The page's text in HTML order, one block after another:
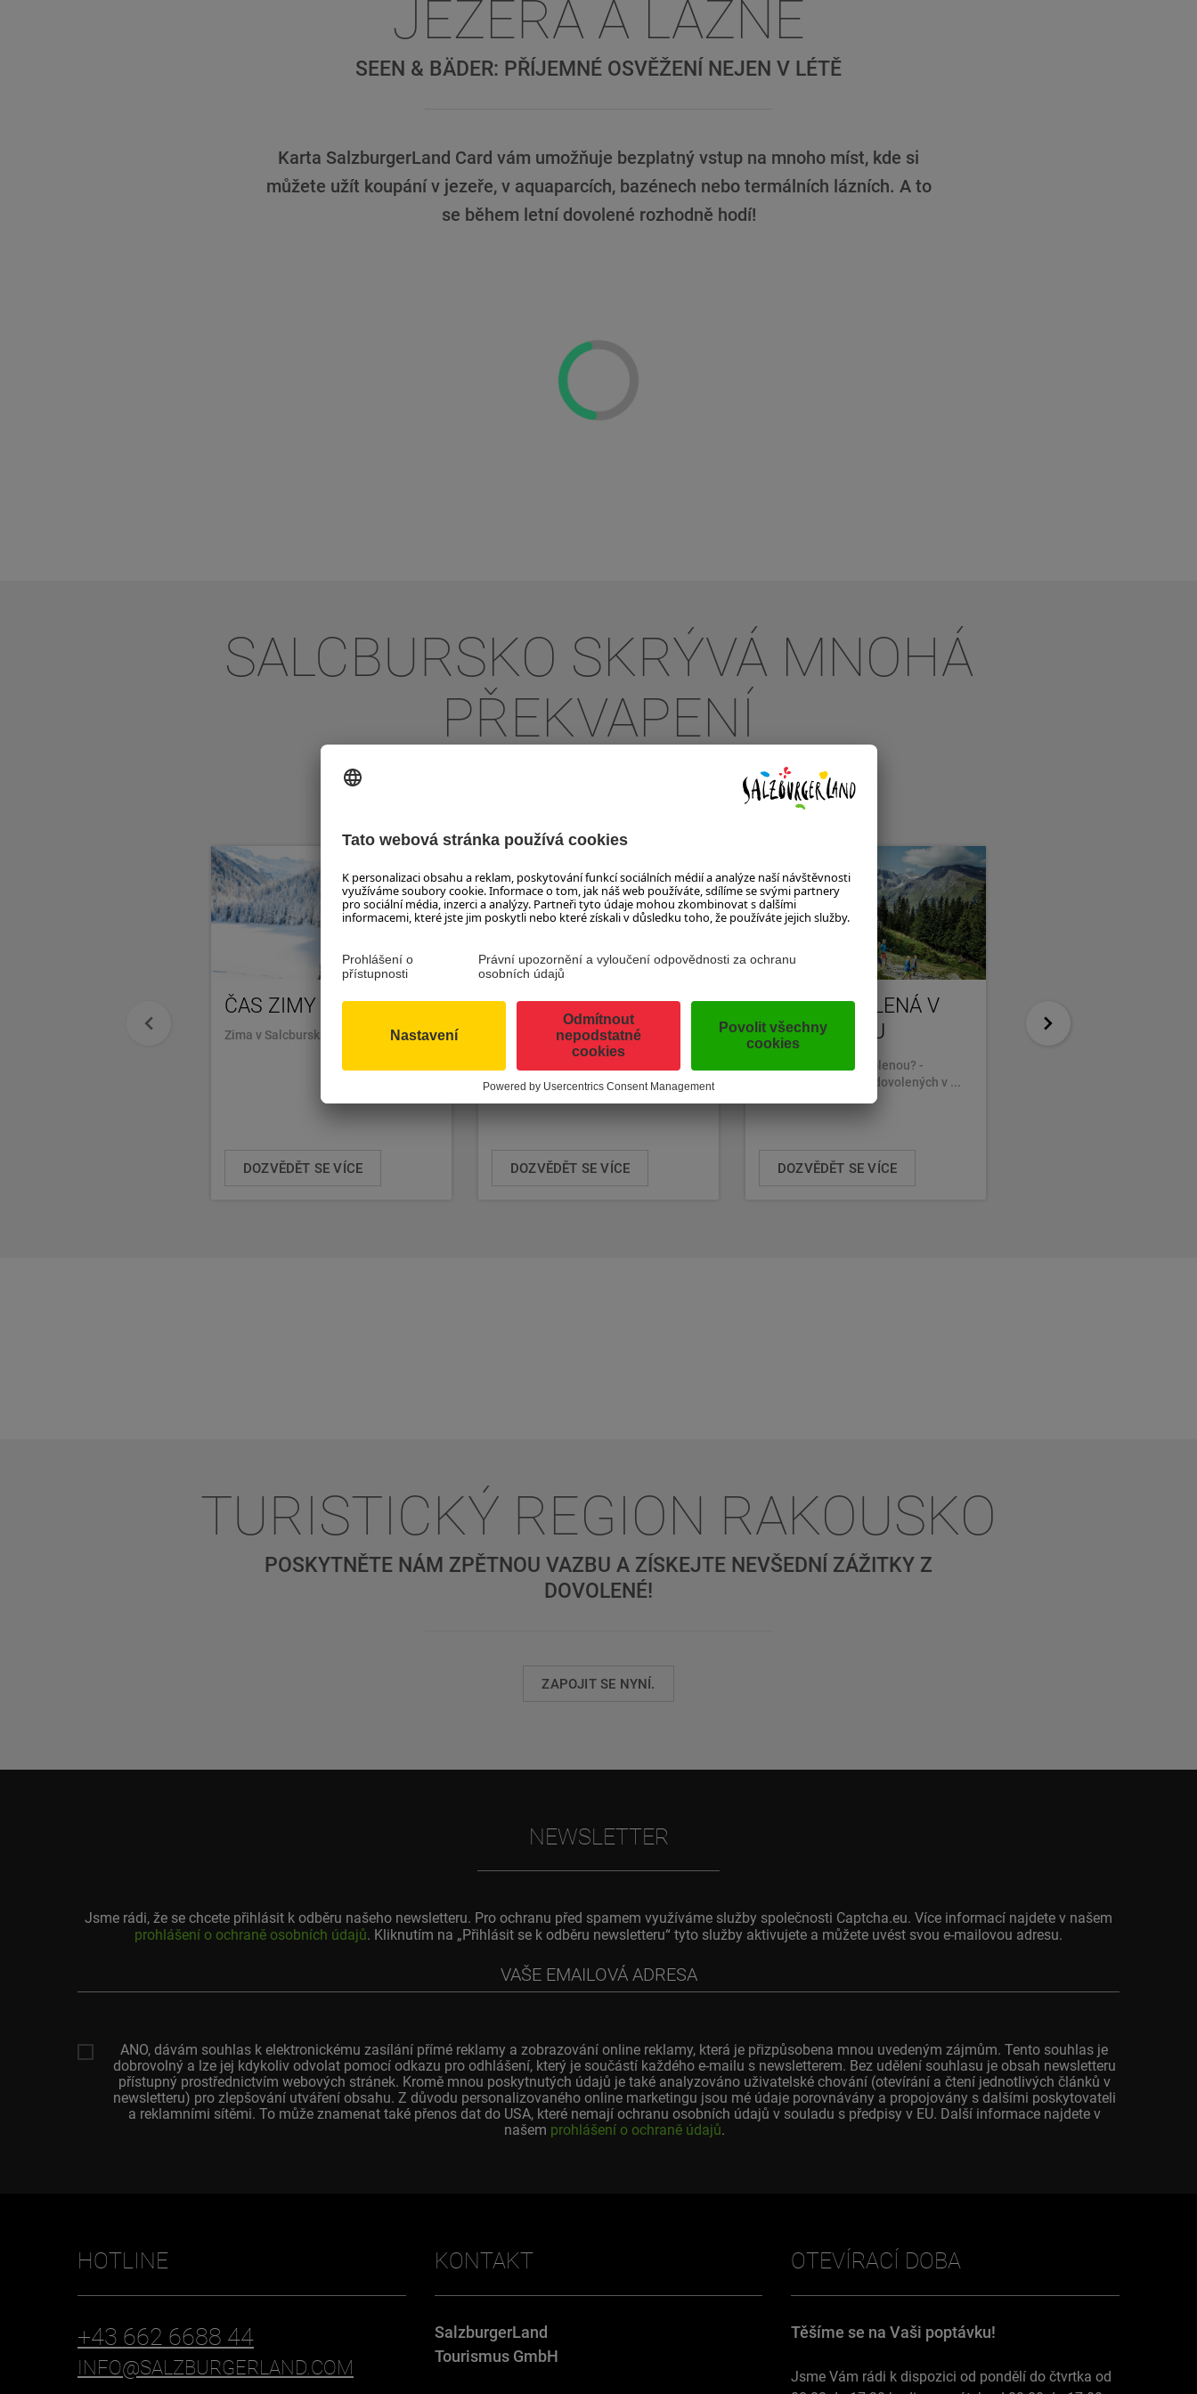
JEZERA A LÁZNĚ
SEEN & BÄDER: PŘÍJEMNÉ OSVĚŽENÍ NEJEN V LÉTĚ
Karta SalzburgerLand Card vám umožňuje bezplatný vstup na mnoho míst, kde si
můžete užít koupání v jezeře, v aquaparcích, bazénech nebo termálních lázních. A to
se během letní dovolené rozhodně hodí!
SALCBURSKO SKRÝVÁ MNOHÁ
PŘEKVAPENÍ
ČAS ZIMY
Zima v Salcbursku. Pro to žijeme.
DOZVĚDĚT SE VÍCE
LÉTO V SALCBURSKU
HORY, VODA, SLUNCE A PŘEKRÁSNÁ
PŘÍRODA Světoznámé památky,
jedinečná příroda, ...
DOZVĚDĚT SE VÍCE
LETNÍ DOVOLENÁ V
SALCBURSKU
Vybíráte si letní dovolenou? -
Klikněte na nabídku dovolených v ...
DOZVĚDĚT SE VÍCE
CARD
TURISTICKÝ REGION RAKOUSKO
POSKYTNĚTE NÁM ZPĚTNOU VAZBU A ZÍSKEJTE NEVŠEDNÍ ZÁŽITKY Z
DOVOLENÉ!
ZAPOJIT SE NYNÍ.
NEWSLETTER
Jsme rádi, že se chcete přihlásit k odběru našeho newsletteru. Pro ochranu před spamem využíváme služby společnosti Captcha.eu. Více informací najdete v našem
prohlášení o ochraně osobních údajů. Kliknutím na „Přihlásit se k odběru newsletteru“ tyto služby aktivujete a můžete uvést svou e-mailovou adresu.
adresa
ANO, dávám souhlas k elektronickému zasílání přímé reklamy a zobrazování online reklamy, která je přizpůsobena mnou uvedeným zájmům. Tento souhlas je
dobrovolný a lze jej kdykoliv odvolat pomocí odkazu pro odhlášení, který je součástí každého e-mailu s newsletterem. Bez udělení souhlasu je obsah newsletteru
přístupný prostřednictvím webových stránek. Kromě mnou poskytnutých údajů je také analyzováno uživatelské chování (otevírání a čtení jednotlivých článků v
newsletteru) pro zlepšování utváření obsahu. Z důvodu personalizovaného online marketingu jsou mé údaje porovnávány a propojovány s dalšími poskytovateli
a reklamními sítěmi. To může znamenat také přenos dat do USA, které nemají ochranu osobních údajů v souladu s předpisy v EU. Další informace najdete v
našem prohlášení o ochraně údajů.
HOTLINE
+43 662 6688 44
INFO@SALZBURGERLAND.COM
KONTAKT
SalzburgerLand
Tourismus GmbH
OTEVÍRACÍ DOBA
Těšíme se na Vaši poptávku!
Jsme Vám rádi k dispozici od pondělí do čtvrtka od